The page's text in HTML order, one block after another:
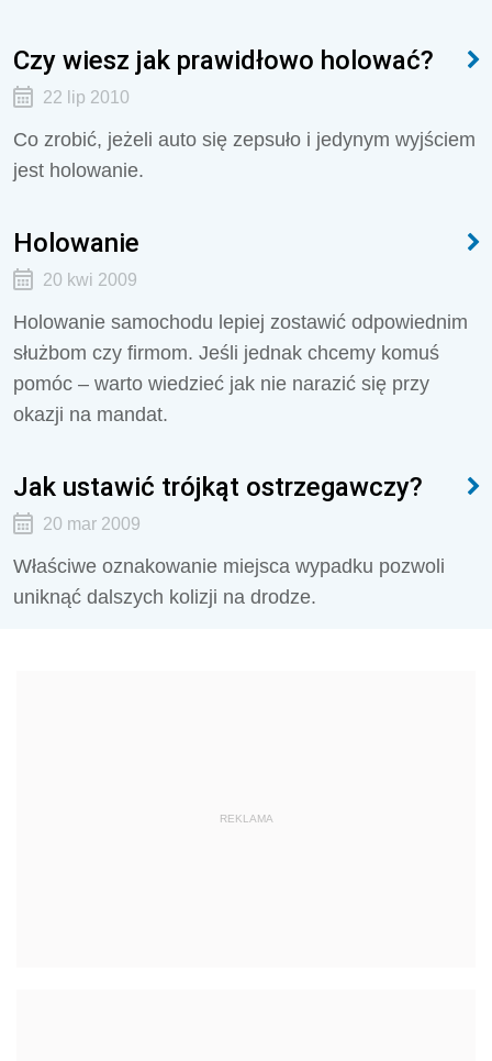
Czy wiesz jak prawidłowo holować?
22 lip 2010
Co zrobić, jeżeli auto się zepsuło i jedynym wyjściem
jest holowanie.
Holowanie
20 kwi 2009
Holowanie samochodu lepiej zostawić odpowiednim
służbom czy firmom. Jeśli jednak chcemy komuś
pomóc – warto wiedzieć jak nie narazić się przy
okazji na mandat.
Jak ustawić trójkąt ostrzegawczy?
20 mar 2009
Właściwe oznakowanie miejsca wypadku pozwoli
uniknąć dalszych kolizji na drodze.
REKLAMA